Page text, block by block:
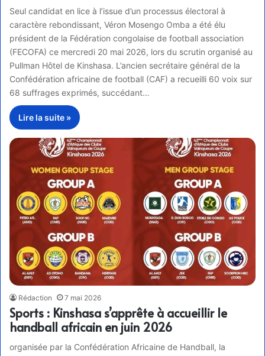
Seul candidat en lice à l’issue d’un processus électoral à
caractère rebondissant, Véron Mosengo Omba a été élu
président de la Fédération congolaise de football association
(FECOFA) ce mercredi 20 mai 2026, lors du scrutin organisé au
Pullman Hôtel de Kinshasa. L’ancien secrétaire général de la
Confédération africaine de football (CAF) a recueilli 60 voix sur
68 suffrages exprimés, succédant…
Lire la suite »
Rédaction 7 mai 2026
Sports : Kinshasa s’apprête à accueillir le
handball africain en juin 2026
organisée par la Confédération Africaine de Handball, la